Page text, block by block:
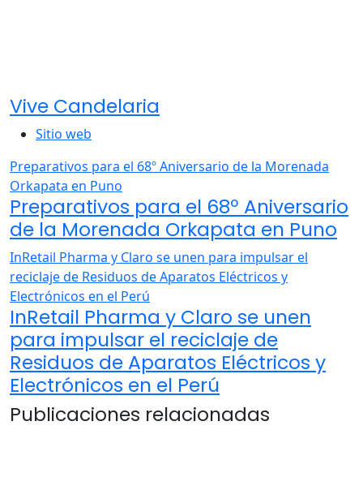
Vive Candelaria
Sitio web
Preparativos para el 68º Aniversario de la Morenada
Orkapata en Puno
Preparativos para el 68º Aniversario
de la Morenada Orkapata en Puno
InRetail Pharma y Claro se unen para impulsar el
reciclaje de Residuos de Aparatos Eléctricos y
Electrónicos en el Perú
InRetail Pharma y Claro se unen
para impulsar el reciclaje de
Residuos de Aparatos Eléctricos y
Electrónicos en el Perú
Publicaciones relacionadas